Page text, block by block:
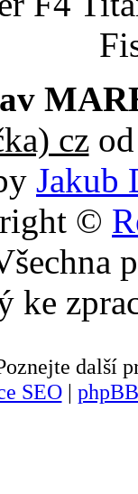
czod
Jakub
©
ke
další
SEO|